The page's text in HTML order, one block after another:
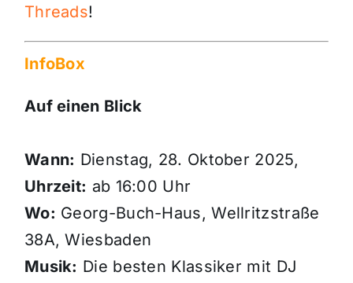
Threads!
InfoBox
Auf einen Blick
Wann: Dienstag, 28. Oktober 2025,
Uhrzeit: ab 16:00 Uhr
Wo: Georg-Buch-Haus, Wellritzstraße
38A, Wiesbaden
Musik: Die besten Klassiker mit DJ